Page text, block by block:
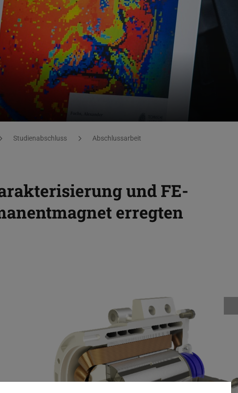
Studienabschluss Abschlussarbeit
und FE-
erregten